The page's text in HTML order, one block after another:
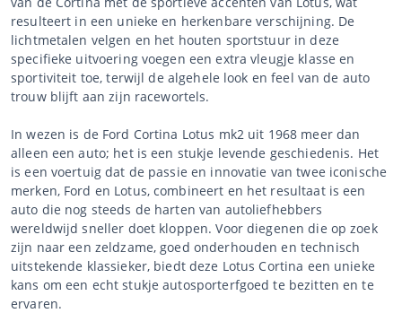
resulteert in een unieke en herkenbare verschijning. De
lichtmetalen velgen en het houten sportstuur in deze
specifieke uitvoering voegen een extra vleugje klasse en
sportiviteit toe, terwijl de algehele look en feel van de auto
trouw blijft aan zijn racewortels.
In wezen is de Ford Cortina Lotus mk2 uit 1968 meer dan
alleen een auto; het is een stukje levende geschiedenis. Het
is een voertuig dat de passie en innovatie van twee iconische
merken, Ford en Lotus, combineert en het resultaat is een
auto die nog steeds de harten van autoliefhebbers
wereldwijd sneller doet kloppen. Voor diegenen die op zoek
zijn naar een zeldzame, goed onderhouden en technisch
uitstekende klassieker, biedt deze Lotus Cortina een unieke
kans om een echt stukje autosporterfgoed te bezitten en te
ervaren.